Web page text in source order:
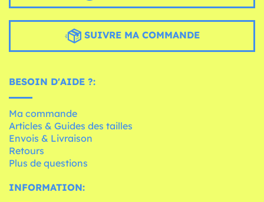
SUIVRE MA COMMANDE
BESOIN D'AIDE ?:
Ma commande
Articles & Guides des tailles
Envois & Livraison
Retours
Plus de questions
INFORMATION: